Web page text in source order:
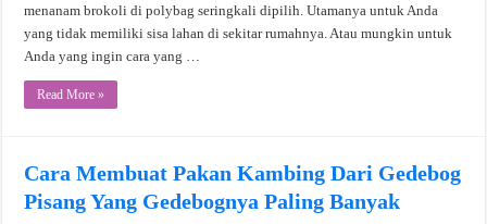
menanam brokoli di polybag seringkali dipilih. Utamanya untuk Anda
yang tidak memiliki sisa lahan di sekitar rumahnya. Atau mungkin untuk
Anda yang ingin cara yang …
Read More »
Cara Membuat Pakan Kambing Dari Gedebog
Pisang Yang Gedebognya Paling Banyak